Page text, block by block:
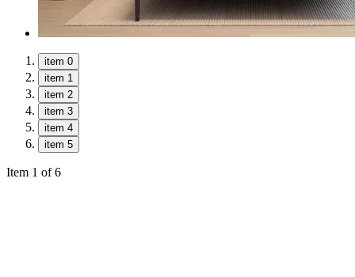
item 0
item 1
item 2
item 3
item 4
item 5
Item 1 of 6